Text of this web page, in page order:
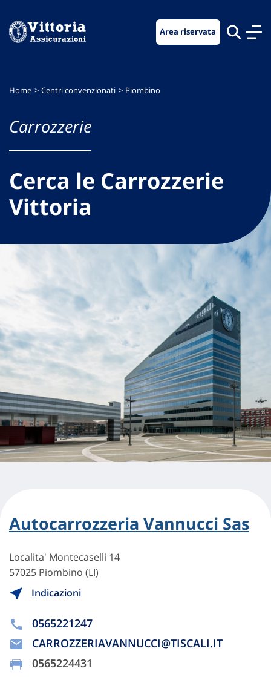
menu
contenuto
footer
Area riservata
Home Centri convenzionati Piombino
Carrozzerie
Cerca le Carrozzerie
Vittoria
Autocarrozzeria Vannucci Sas
Localita' Montecaselli 14
57025 Piombino (LI)
Indicazioni
0565221247
CARROZZERIAVANNUCCI@TISCALI.IT
0565224431